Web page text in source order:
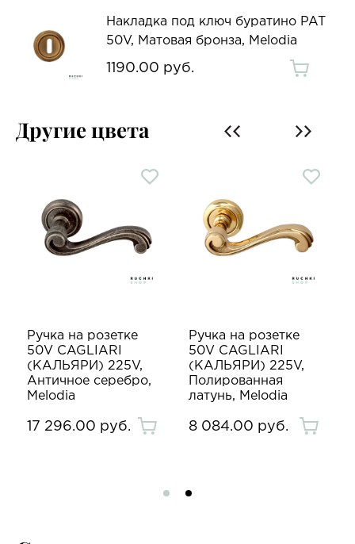
Накладка под ключ буратино PAT
50V, Матовая бронза, Melodia
1190.00 руб.
Другие цвета
Ручка на розетке
50V CAGLIARI
(КАЛЬЯРИ) 225V,
Античное серебро,
Melodia
17 296.00 руб.
Ручка на розетке
50V CAGLIARI
(КАЛЬЯРИ) 225V,
Полированная
латунь, Melodia
8 084.00 руб.